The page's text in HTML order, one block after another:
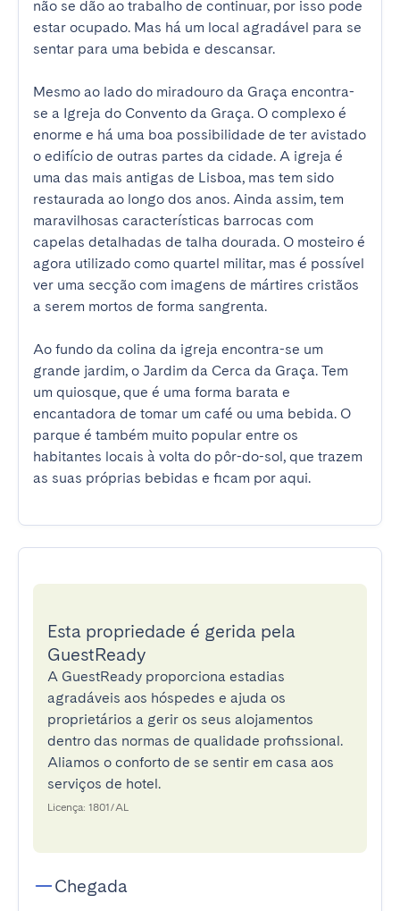
não se dão ao trabalho de continuar, por isso pode
estar ocupado. Mas há um local agradável para se
sentar para uma bebida e descansar.
Mesmo ao lado do miradouro da Graça encontra-
se a Igreja do Convento da Graça. O complexo é
enorme e há uma boa possibilidade de ter avistado
o edifício de outras partes da cidade. A igreja é
uma das mais antigas de Lisboa, mas tem sido
restaurada ao longo dos anos. Ainda assim, tem
maravilhosas características barrocas com
capelas detalhadas de talha dourada. O mosteiro é
agora utilizado como quartel militar, mas é possível
ver uma secção com imagens de mártires cristãos
a serem mortos de forma sangrenta.
Ao fundo da colina da igreja encontra-se um
grande jardim, o Jardim da Cerca da Graça. Tem
um quiosque, que é uma forma barata e
encantadora de tomar um café ou uma bebida. O
parque é também muito popular entre os
habitantes locais à volta do pôr-do-sol, que trazem
as suas próprias bebidas e ficam por aqui.
Esta propriedade é gerida pela
GuestReady
A GuestReady proporciona estadias
agradáveis aos hóspedes e ajuda os
proprietários a gerir os seus alojamentos
dentro das normas de qualidade profissional.
Aliamos o conforto de se sentir em casa aos
serviços de hotel.
Licença: 1801/AL
Chegada